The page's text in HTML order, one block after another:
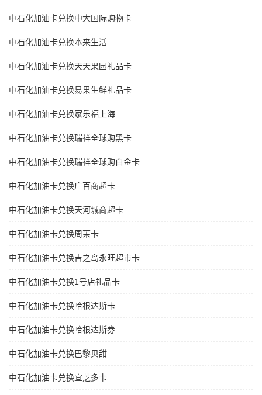
中石化加油卡兑换中大国际购物卡
中石化加油卡兑换本来生活
中石化加油卡兑换天天果园礼品卡
中石化加油卡兑换易果生鲜礼品卡
中石化加油卡兑换家乐福上海
中石化加油卡兑换瑞祥全球购黑卡
中石化加油卡兑换瑞祥全球购白金卡
中石化加油卡兑换广百商超卡
中石化加油卡兑换天河城商超卡
中石化加油卡兑换周茉卡
中石化加油卡兑换吉之岛永旺超市卡
中石化加油卡兑换1号店礼品卡
中石化加油卡兑换哈根达斯卡
中石化加油卡兑换哈根达斯劵
中石化加油卡兑换巴黎贝甜
中石化加油卡兑换宜芝多卡